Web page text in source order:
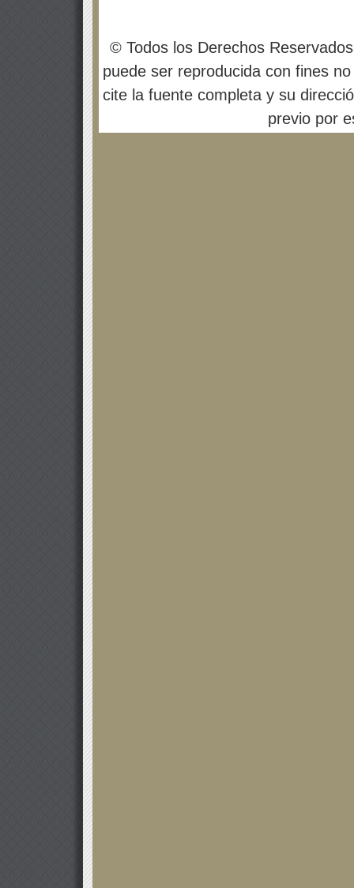
© Todos los Derechos
puede ser reproducida con fines
cite la fuente completa y su
previo por